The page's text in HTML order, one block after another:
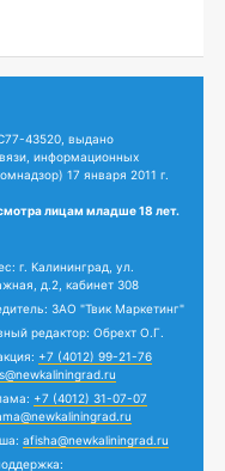
43520, выдано
информационных
17 января 2011 г.
лицам младше 18 лет.
г. Калининград, ул.
д.2, кабинет 308
ЗАО "Твик Маркетинг"
редактор: Обрехт О.Г.
+7 (4012) 99-21-76
+7 (4012) 31-07-07
afisha@newkaliningrad.ru